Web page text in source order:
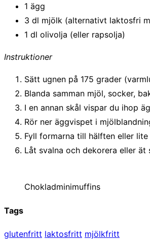
1 ägg
3 dl mjölk (alternativt laktosfri
1 dl olivolja (eller rapsolja)
Instruktioner
Sätt ugnen på 175 grader
Blanda samman mjöl, socker,
I en annan skål vispar du ihop
Rör ner äggvispet i
Fyll formarna till hälften eller
Låt svalna och dekorera eller ät
Chokladminimuffins
Tags
glutenfritt laktosfritt mjölkfritt